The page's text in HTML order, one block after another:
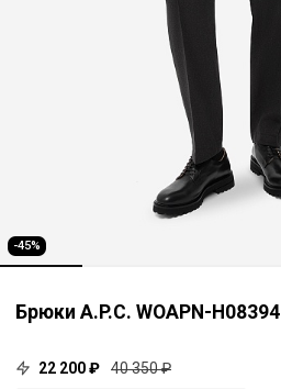
-45%
Брюки A.P.C. WOAPN-H08394
22 200 ₽ 40 350 ₽